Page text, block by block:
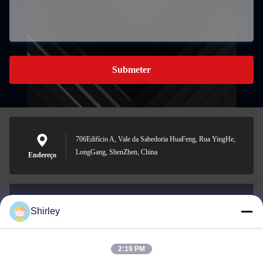
Submeter
Endereço
706Edifício A, Vale da Sabedoria HuaFeng, Rua YingHe,
LongGang, ShenZhen, China
Shirley
2:19 PM